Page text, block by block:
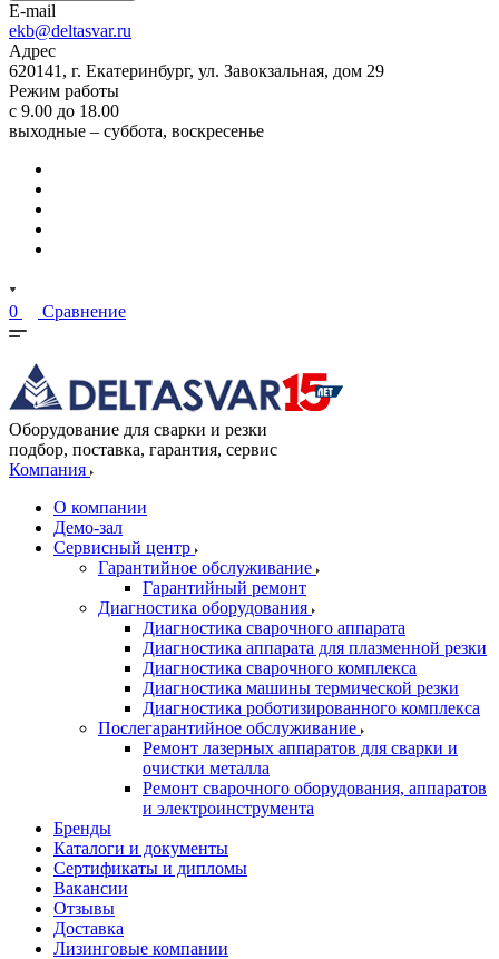
E-mail
ekb@deltasvar.ru
Адрес
620141, г. Екатеринбург, ул. Завокзальная, дом 29
Режим работы
с 9.00 до 18.00
выходные – суббота, воскресенье
0 Сравнение
Оборудование для сварки и резки
подбор, поставка, гарантия, сервис
Компания
О компании
Демо-зал
Сервисный центр
Гарантийное обслуживание
Гарантийный ремонт
Диагностика оборудования
Диагностика сварочного аппарата
Диагностика аппарата для плазменной резки
Диагностика сварочного комплекса
Диагностика машины термической резки
Диагностика роботизированного комплекса
Послегарантийное обслуживание
Ремонт лазерных аппаратов для сварки и
очистки металла
Ремонт сварочного оборудования, аппаратов
и электроинструмента
Бренды
Каталоги и документы
Сертификаты и дипломы
Вакансии
Отзывы
Доставка
Лизинговые компании